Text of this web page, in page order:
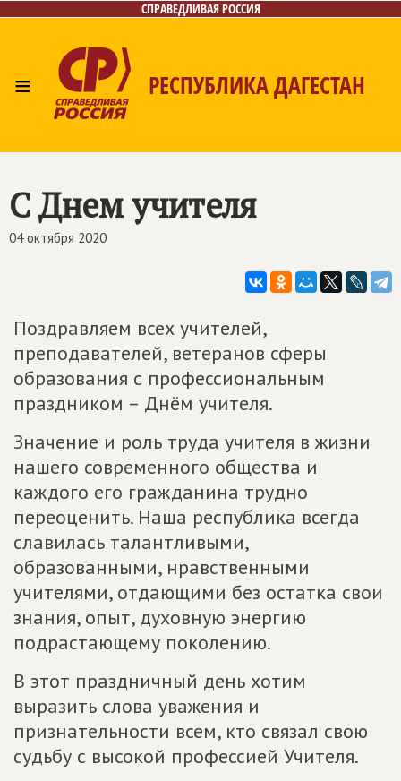
СПРАВЕДЛИВАЯ РОССИЯ
≡ РЕСПУБЛИКА ДАГЕСТАН
С Днем учителя
04 октября 2020
Поздравляем всех учителей,
преподавателей, ветеранов сферы
образования с профессиональным
праздником – Днём учителя.
Значение и роль труда учителя в жизни
нашего современного общества и
каждого его гражданина трудно
переоценить. Наша республика всегда
славилась талантливыми,
образованными, нравственными
учителями, отдающими без остатка свои
знания, опыт, духовную энергию
подрастающему поколению.
В этот праздничный день хотим
выразить слова уважения и
признательности всем, кто связал свою
судьбу с высокой профессией Учителя.